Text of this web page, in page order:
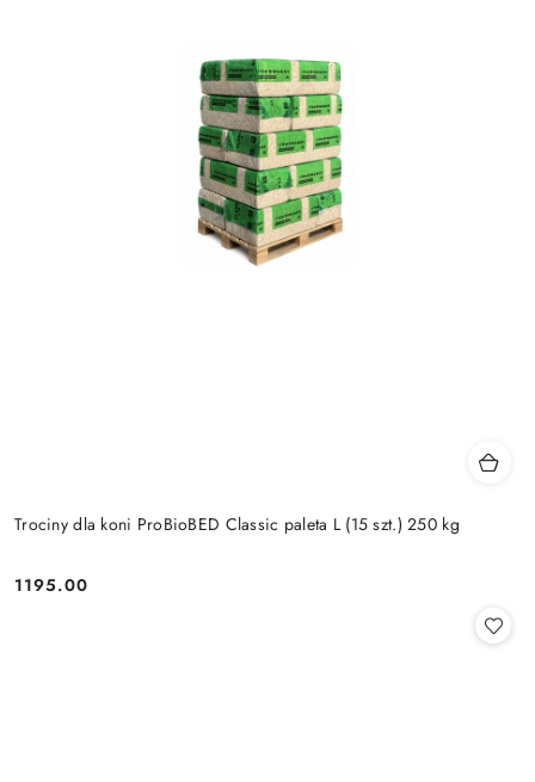
Trociny dla koni ProBioBED Classic paleta L (15 szt.) 250 kg
Cena:
1195.00